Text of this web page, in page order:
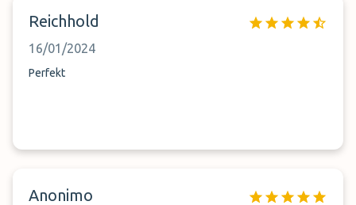
Reichhold
16/01/2024
Perfekt
Anonimo